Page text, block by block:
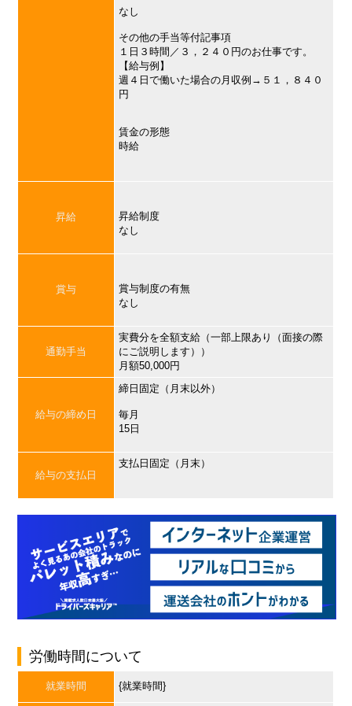
なし
その他の手当等付記事項
１日３時間／３，２４０円のお仕事です。
【給与例】
週４日で働いた場合の月収例→５１，８４０
円
賃金の形態
時給
昇給
昇給制度
なし
賞与
賞与制度の有無
なし
通勤手当
実費分を全額支給（一部上限あり（面接の際
にご説明します））
月額50,000円
給与の締め日
締日固定（月末以外）
毎月
15日
給与の支払日
支払日固定（月末）
労働時間について
就業時間 {就業時間}